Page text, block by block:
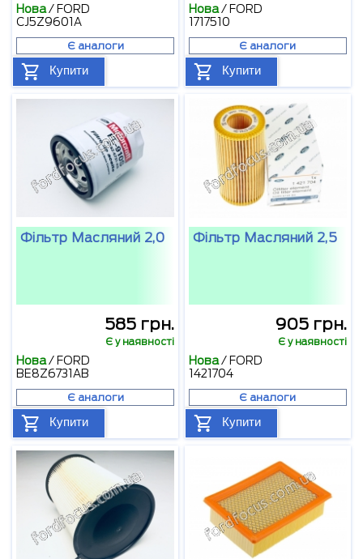
Нова/ FORD
CJ5Z9601A
Є аналоги
Купити
Нова/ FORD
1717510
Є аналоги
Купити
Фільтр Масляний 2,0
585 грн.
Є у наявності
Нова/ FORD
BE8Z6731AB
Є аналоги
Купити
Фільтр Масляний 2,5
905 грн.
Є у наявності
Нова/ FORD
1421704
Є аналоги
Купити